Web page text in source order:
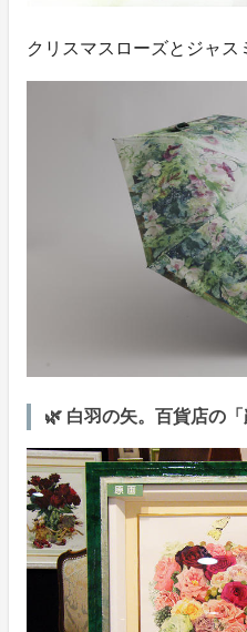
クリスマスローズとジャス
🌿 白羽の矢。百貨店の